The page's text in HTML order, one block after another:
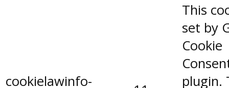
cookielawinfo-
This
set by
Cookie
plugin.